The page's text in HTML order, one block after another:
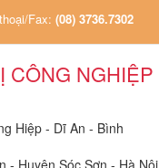
Fax: (08) 3736.7302
CÔNG NGHIỆP
Hiệp - Dĩ An - Bình
- Huyện Sóc Sơn - Hà Nội